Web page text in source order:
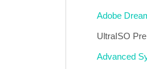
Adobe
UltraISO
Advanced